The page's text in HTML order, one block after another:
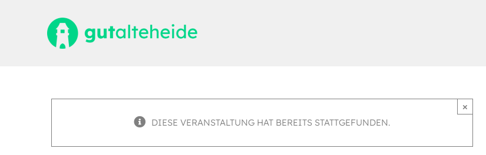
×
DIESE VERANSTALTUNG HAT BEREITS STATTGEFUNDEN.